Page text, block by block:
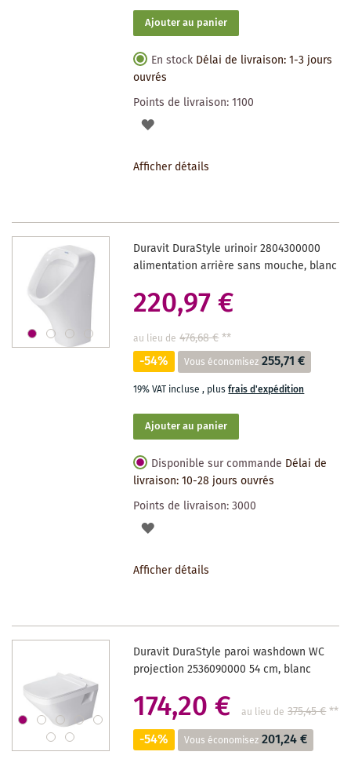
Ajouter au panier
En stock Délai de livraison: 1-3 jours
ouvrés
Points de livraison:1100
AJOUTER
SOUHAITS
Afficher détails
Duravit DuraStyle urinoir 2804300000
alimentation arrière sans mouche, blanc
220,97 €
au lieu de 476,68 €**
-54% Vous économisez 255,71 €
19% VAT incluse, plusfrais d'expédition
Ajouter au panier
Disponible sur commande Délai de
livraison: 10-28 jours ouvrés
Points de livraison:3000
AJOUTER
SOUHAITS
Afficher détails
Duravit DuraStyle paroi washdown WC
projection 2536090000 54 cm, blanc
174,20 € au lieu de 375,45 €**
-54% Vous économisez 201,24 €